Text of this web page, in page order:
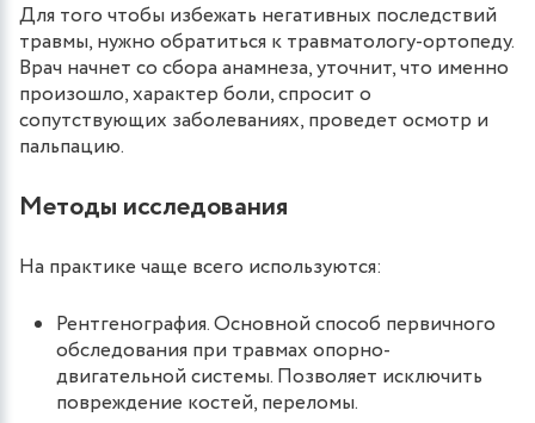
Для того чтобы избежать негативных последствий
травмы, нужно обратиться к травматологу-ортопеду.
Врач начнет со сбора анамнеза, уточнит, что именно
произошло, характер боли, спросит о
сопутствующих заболеваниях, проведет осмотр и
пальпацию.
Методы исследования
На практике чаще всего используются:
Рентгенография. Основной способ первичного
обследования при травмах опорно-
двигательной системы. Позволяет исключить
повреждение костей, переломы.